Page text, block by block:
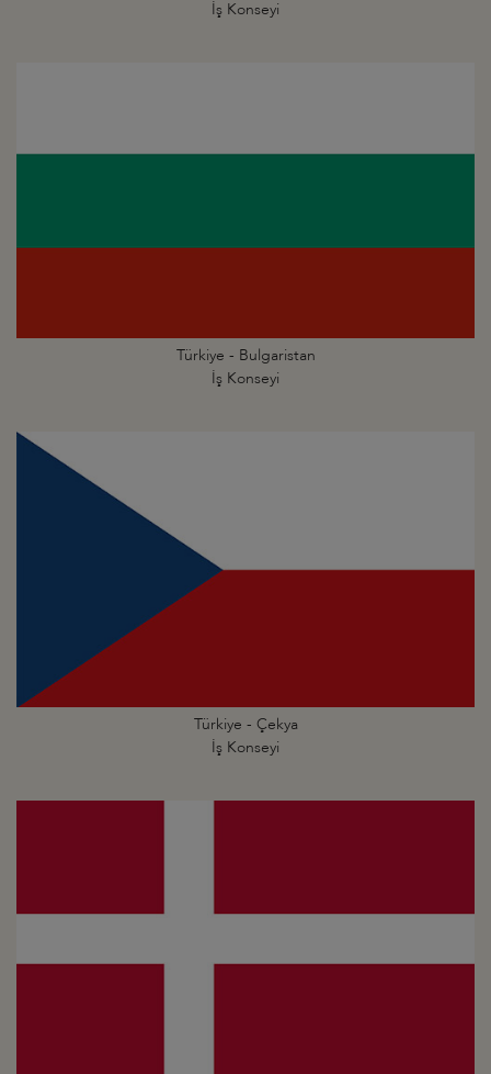
İş Konseyi
Türkiye - Bulgaristan
İş Konseyi
Türkiye - Çekya
İş Konseyi